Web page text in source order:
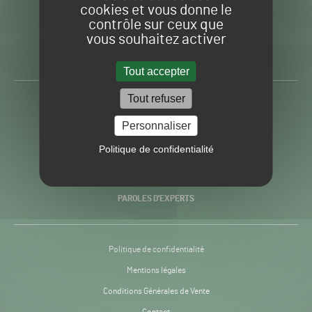
cookies et vous donne le
contrôle sur ceux que
vous souhaitez activer
Tout accepter
Tout refuser
Personnaliser
Politique de confidentialité
Gazon
Sport
H24
-
Toute l’info autour du
PRATIQUES
PAROLES D’EXPERTS
Politique de confidentialité
Mentions légales
Conditions Générales de Vente